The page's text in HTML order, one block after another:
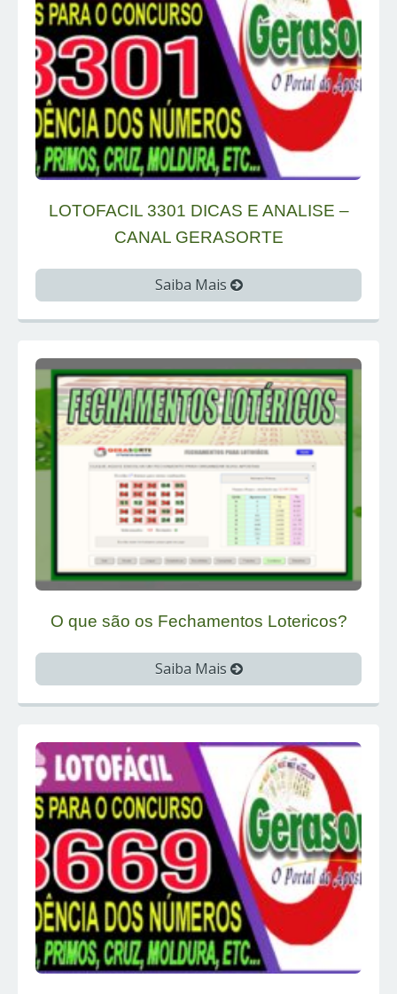
LOTOFACIL 3301 DICAS E ANALISE –
CANAL GERASORTE
Saiba Mais
O que são os Fechamentos Lotericos?
Saiba Mais